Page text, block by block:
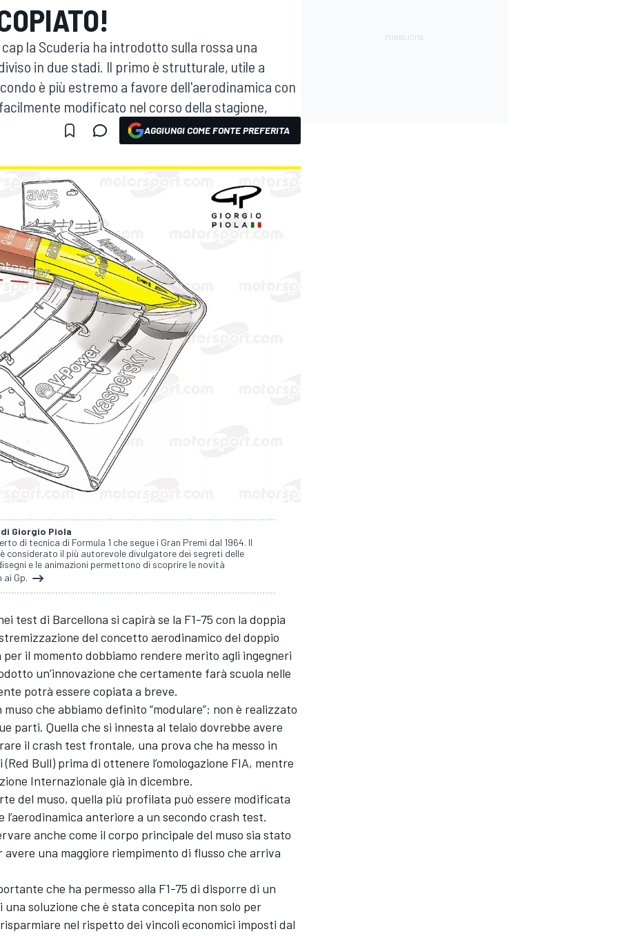
la Scuderia ha introdotto sulla rossa una
in due stadi. Il primo è strutturale, utile a
è più estremo a favore dell'aerodinamica con
modificato nel corso della stagione,
AGGIUNGI COME FONTE PREFERITA
Giorgio Piola
di tecnica di Formula 1 che segue i Gran Premi dal 1964. Il
considerato il più autorevole divulgatore dei segreti delle
e le animazioni permettono di scoprire le novità
Gp.
test di Barcellona si capirà se la F1-75 con la doppia
del concetto aerodinamico del doppio
il momento dobbiamo rendere merito agli ingegneri
un’innovazione che certamente farà scuola nelle
potrà essere copiata a breve.
che abbiamo definito “modulare”: non è realizzato
parti. Quella che si innesta al telaio dovrebbe avere
il crash test frontale, una prova che ha messo in
Bull) prima di ottenere l’omologazione FIA, mentre
Internazionale già in dicembre.
del muso, quella più profilata può essere modificata
anteriore a un secondo crash test.
anche come il corpo principale del muso sia stato
una maggiore riempimento di flusso che arriva
che ha permesso alla F1-75 di disporre di un
soluzione che è stata concepita non solo per
nel rispetto dei vincoli economici imposti dal